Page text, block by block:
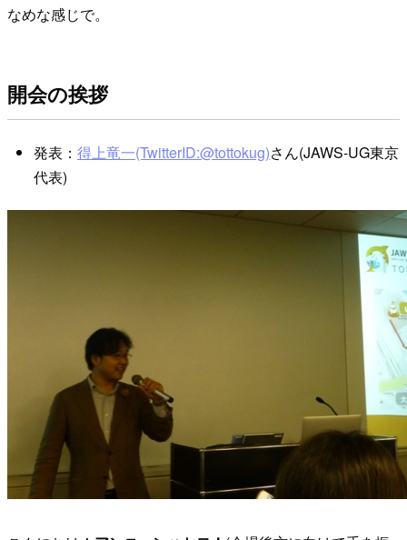
なめな感じで。
開会の挨拶
発表： 得上竜一(TwitterID:@tottokug)さん(JAWS-UG東京
代表)